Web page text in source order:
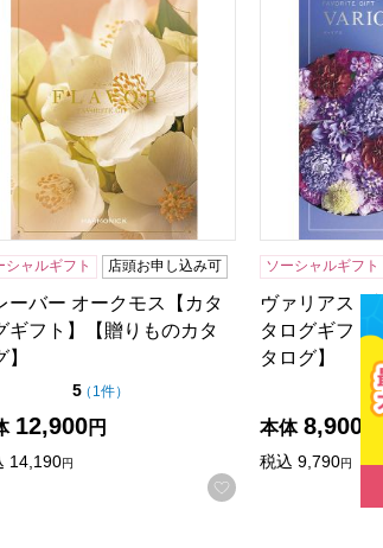
りに登録する
シャルギフト 店頭お申し込み可
ーバー オークモス【カタ
ギフト】【贈りものカタ
】
5点（5点満点中）
（ 1件の評価
）
12,900円
14,190円
お気に入りに登
ソーシャルギフト
ヴァリアス
タログギフト
タログ】
5（
本体 8,900
税込 9,790円